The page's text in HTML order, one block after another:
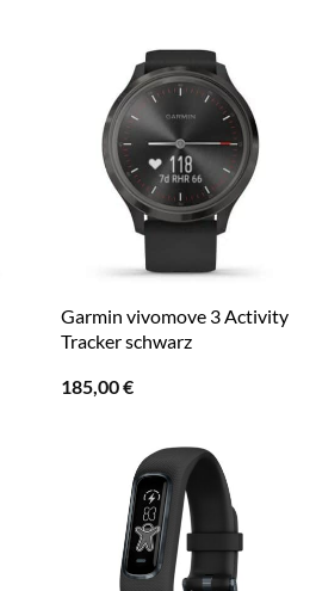
Garmin vivomove 3 Activity
Tracker schwarz
185,00€